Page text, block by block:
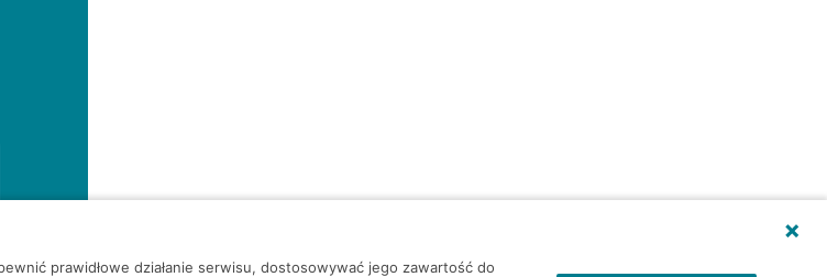
prawidłowe działanie serwisu, dostosowywać jego zawartość do